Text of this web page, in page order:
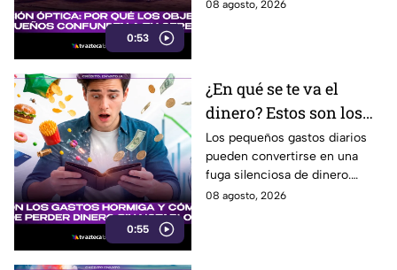
0:53
08 agosto, 2026
0:55
¿En qué se te va el
dinero? Estos son los
gastos hormiga que
pueden vaciar tu
bolsillo
Los pequeños gastos diarios
pueden convertirse en una
fuga silenciosa de dinero.
Identificar los llamados gastos
08 agosto, 2026